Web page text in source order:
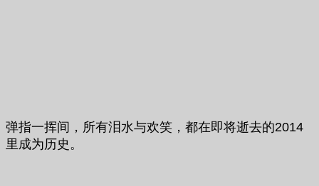
弹指一挥间，所有泪水与欢笑，都在即将逝去的2014
里成为历史​。